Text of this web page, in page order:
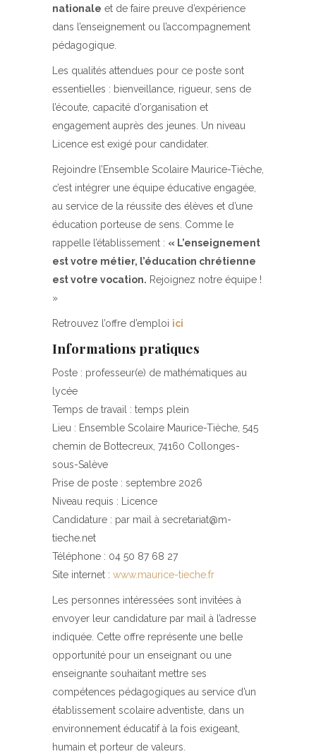
nationale et de faire preuve d’expérience
dans l’enseignement ou l’accompagnement
pédagogique.
Les qualités attendues pour ce poste sont
essentielles : bienveillance, rigueur, sens de
l’écoute, capacité d’organisation et
engagement auprès des jeunes. Un niveau
Licence est exigé pour candidater.
Rejoindre l’Ensemble Scolaire Maurice-Tièche,
c’est intégrer une équipe éducative engagée,
au service de la réussite des élèves et d’une
éducation porteuse de sens. Comme le
rappelle l’établissement : « L’enseignement
est votre métier, l’éducation chrétienne
est votre vocation. Rejoignez notre équipe !
»
Retrouvez l’offre d’emploi ici
Informations pratiques
Poste : professeur(e) de mathématiques au
lycée
Temps de travail : temps plein
Lieu : Ensemble Scolaire Maurice-Tièche, 545
chemin de Bottecreux, 74160 Collonges-
sous-Salève
Prise de poste : septembre 2026
Niveau requis : Licence
Candidature : par mail à secretariat@m-
tieche.net
Téléphone : 04 50 87 68 27
Site internet : www.maurice-tieche.fr
Les personnes intéressées sont invitées à
envoyer leur candidature par mail à l’adresse
indiquée. Cette offre représente une belle
opportunité pour un enseignant ou une
enseignante souhaitant mettre ses
compétences pédagogiques au service d’un
établissement scolaire adventiste, dans un
environnement éducatif à la fois exigeant,
humain et porteur de valeurs.